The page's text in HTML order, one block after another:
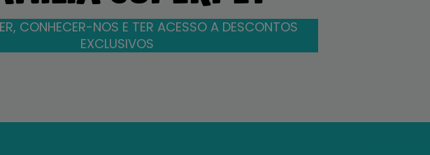
CONHECER-NOS E TER ACESSO A DESCONTOS
EXCLUSIVOS